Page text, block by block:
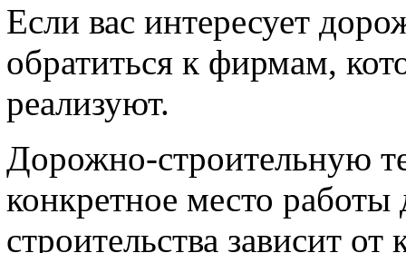
Если вас интересует
обратиться к фирмам,
реализуют.
Дорожно-строительную
конкретное место
строительства зависит